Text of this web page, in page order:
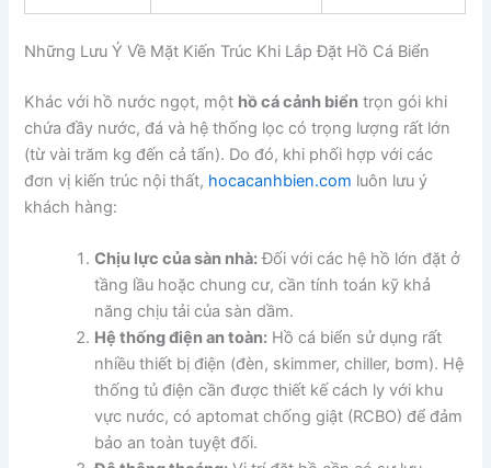
Những Lưu Ý Về Mặt Kiến Trúc Khi Lắp Đặt Hồ Cá Biển
Khác với hồ nước ngọt, một hồ cá cảnh biển trọn gói khi
chứa đầy nước, đá và hệ thống lọc có trọng lượng rất lớn
(từ vài trăm kg đến cả tấn). Do đó, khi phối hợp với các
đơn vị kiến trúc nội thất, hocacanhbien.com luôn lưu ý
khách hàng:
Chịu lực của sàn nhà:Đối với các hệ hồ lớn đặt ở
tầng lầu hoặc chung cư, cần tính toán kỹ khả
năng chịu tải của sàn dầm.
Hệ thống điện an toàn: Hồ cá biển sử dụng rất
nhiều thiết bị điện (đèn, skimmer, chiller, bơm). Hệ
thống tủ điện cần được thiết kế cách ly với khu
vực nước, có aptomat chống giật (RCBO) để đảm
bảo an toàn tuyệt đối.